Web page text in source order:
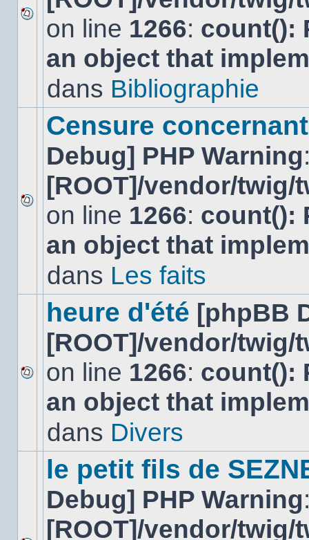
Aucun
nouveau
message
non-
dans
on line 1266: count():
an object that
dans Bibliographie
Aucun
nouveau
message
non-
dans
sujet.
Censure
Debug] PHP Warning
[ROOT]/vendor/
on line 1266: count():
an object that
dans Les faits
Aucun
nouveau
message
sujet.
heure d'été [phpBB
[ROOT]/vendor/
on line 1266: count():
an object that
dans Divers
le petit fils de
Debug] PHP Warning
[ROOT]/vendor/